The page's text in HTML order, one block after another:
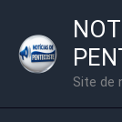
para
Site de